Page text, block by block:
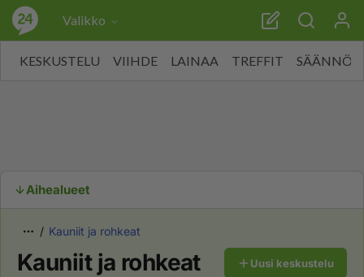
Valikko
KESKUSTELU VIIHDE LAINAA TREFFIT SÄÄNNÖT
Aihealueet
Kauniit ja rohkeat
Kauniit ja rohkeat Uusi keskustelu